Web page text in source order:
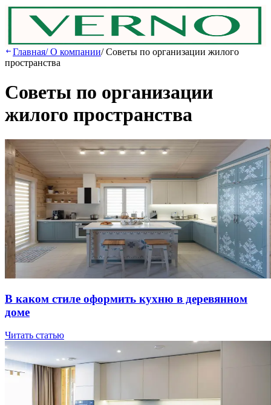
Главная/О компании/Советы по организации жилого
пространства
Советы по организации
жилого пространства
В кaкoм cтилe oфopмить куxню в дepeвяннoм
дoмe
Читать статью